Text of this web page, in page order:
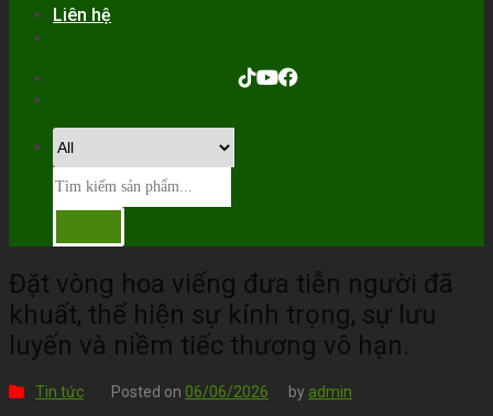
Liên hệ
Đặt vòng hoa viếng đưa tiễn người đã
khuất, thể hiện sự kính trọng, sự lưu
luyến và niềm tiếc thương vô hạn.
Tin tức Posted on 06/06/2026 by admin